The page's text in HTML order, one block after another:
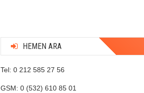
HEMEN ARA
Tel: 0 212 585 27 56
GSM: 0 (532) 610 85 01